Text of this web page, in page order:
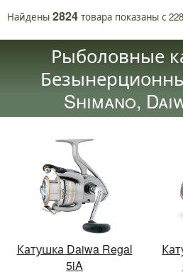
Найдены 2824 товара показаны с
Рыболовные
Shimano,
Катушка Daiwa Regal
5iA